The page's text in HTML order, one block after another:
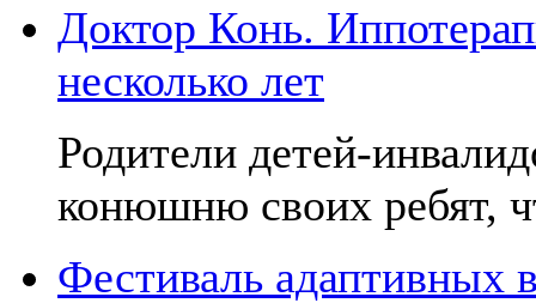
Доктор Конь.
несколько лет
Родители детей-
конюшню своих ребят,
Фестиваль адаптивных